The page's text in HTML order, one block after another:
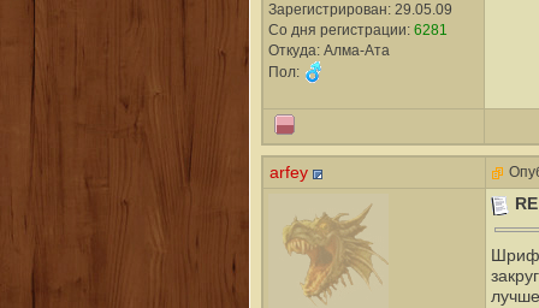
Зарегистрирован: 29.05.09
Со дня регистрации: 6281
Откуда: Алма-Ата
Пол:
arfey